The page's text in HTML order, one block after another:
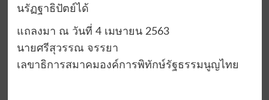
นรัฏฐาธิปัตย์ได้
แถลงมา ณ วันที่ 4 เมษายน 2563
นายศรีสุวรรณ จรรยา
เลขาธิการสมาคมองค์การพิทักษ์รัฐธรรมนูญไทย